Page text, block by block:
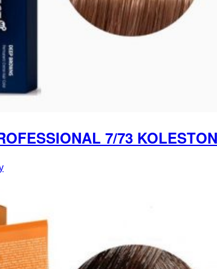
7/73